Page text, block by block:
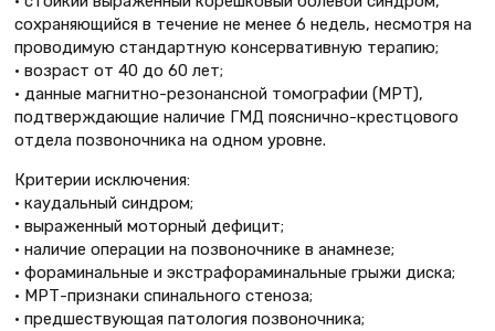
сохраняющийся в течение не менее 6 недель, несмотря на
проводимую стандартную консервативную терапию;
• возраст от 40 до 60 лет;
• данные магнитно-резонансной томографии (МРТ),
подтверждающие наличие ГМД пояснично-крестцового
отдела позвоночника на одном уровне.
Критерии исключения:
• каудальный синдром;
• выраженный моторный дефицит;
• наличие операции на позвоночнике в анамнезе;
• фораминальные и экстрафораминальные грыжи диска;
• МРТ-признаки спинального стеноза;
• предшествующая патология позвоночника;